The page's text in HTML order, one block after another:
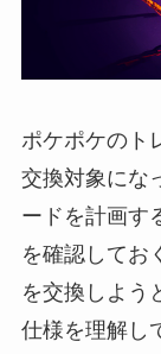
ポケポケのト
交換対象にな
ードを計画す
を確認してお
を交換しよう
仕様を理解し